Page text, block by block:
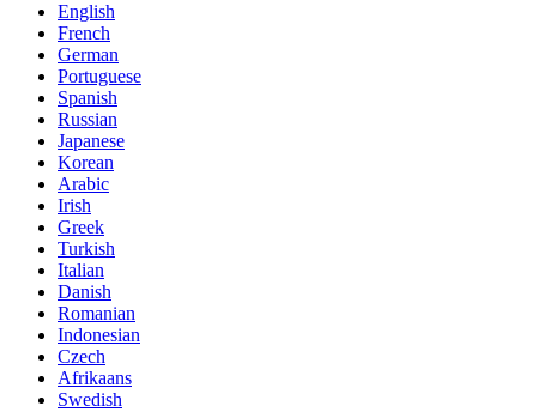
English
French
German
Portuguese
Spanish
Russian
Japanese
Korean
Arabic
Irish
Greek
Turkish
Italian
Danish
Romanian
Indonesian
Czech
Afrikaans
Swedish